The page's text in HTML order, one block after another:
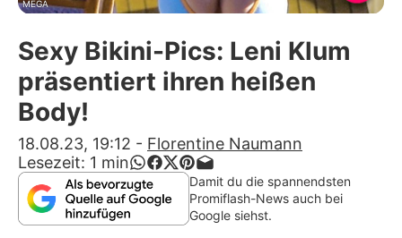
Promiflash Exklusiv
Alle Themen auf Promiflash
App runterladen
Team
Redaktionelle Richtlinien
MEGA
Sexy Bikini-Pics: Leni Klum
präsentiert ihren heißen
Body!
18.08.23, 19:12 - Florentine Naumann
Lesezeit: 1 min
Damit du die spannendsten
Promiflash-News auch bei
Google siehst.